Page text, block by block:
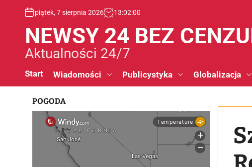
piątek, 7 sierpnia 2026 13:02:01
NEWSY 24 BEZ
Aktualności 24/7
Start Wiadomości Publicystyka Globalizacja
POGODA